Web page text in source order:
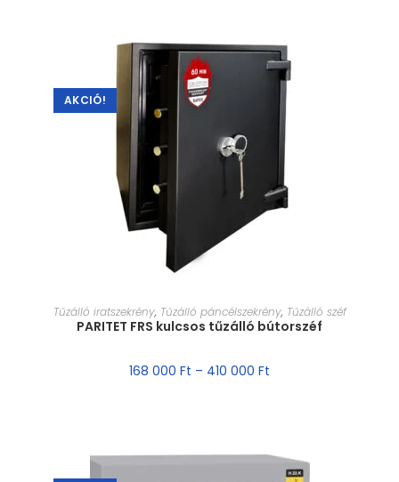
AKCIÓ!
MÉRET VÁLASZTÁSA
Tűzálló iratszekrény, Tűzálló páncélszekrény, Tűzálló széf
PARITET FRS kulcsos tűzálló bútorszéf
168 000 Ft – 410 000 Ft